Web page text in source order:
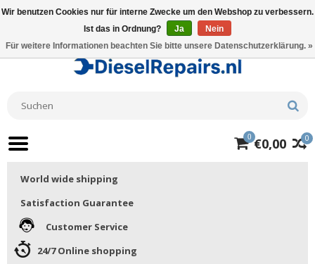
0
0 €0,00
World wide shipping
Satisfaction Guarantee
Customer Service
24/7 Online shopping
Wir benutzen Cookies nur für interne Zwecke um den Webshop zu verbessern.
Ist das in Ordnung?
Ja
Nein
Für weitere Informationen beachten Sie bitte unsere Datenschutzerklärung. »